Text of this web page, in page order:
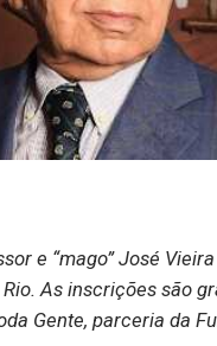
e “mago” José
As inscrições são
Gente, parceria da